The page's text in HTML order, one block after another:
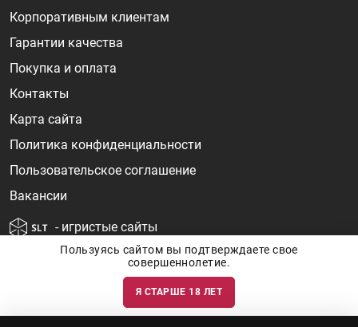
Корпоративным клиентам
Гарантии качества
Покупка и оплата
Контакты
Карта сайта
Политика конфиденциальности
Пользовательское соглашение
Вакансии
- игристые сайты
Информация о ценах и наличии товаров носит ознакомительный
характер и может быть не точной. Цены на импортные товары особенно
Пользуясь сайтом вы подтверждаете свое
совершеннолетие.
Я СТАРШЕ 18 ЛЕТ